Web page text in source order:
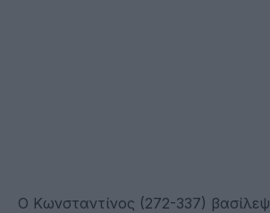
Ο Κωνσταντίνος (272-337)